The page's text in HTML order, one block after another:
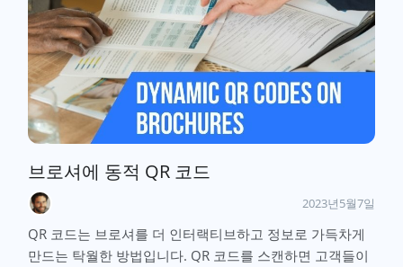
브로셔에 동적 QR 코드
2023년5월7일
QR 코드는 브로셔를 더 인터랙티브하고 정보로 가득차게
만드는 탁월한 방법입니다. QR 코드를 스캔하면 고객들이